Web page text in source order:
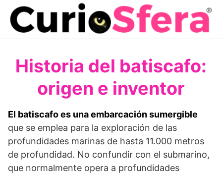
Saltar
contenido
Historia del batiscafo:
origen e inventor
El batiscafo es una embarcación sumergible
que se emplea para la exploración de las
profundidades marinas de hasta 11.000 metros
de profundidad. No confundir con el submarino,
que normalmente opera a profundidades